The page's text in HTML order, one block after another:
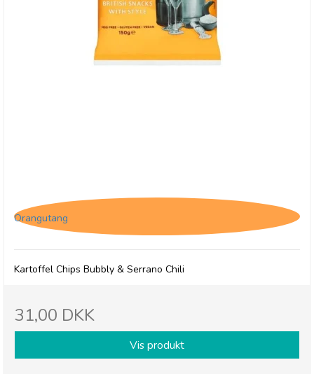
Orangutang
Kartoffel Chips Bubbly & Serrano Chili
31,00 DKK
Vis produkt